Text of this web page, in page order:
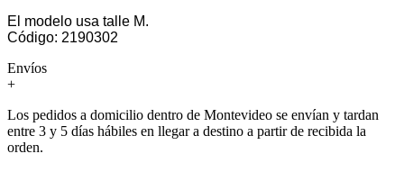
El modelo usa talle M.
Código: 2190302
Envíos
+
Los pedidos a domicilio dentro de Montevideo se envían y tardan
entre 3 y 5 días hábiles en llegar a destino a partir de recibida la
orden.